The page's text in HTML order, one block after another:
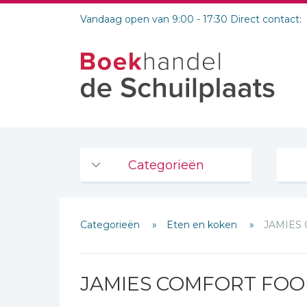
Vandaag open van 9:00 - 17:30 Direct contact:
Categorieën
De Bijbel
Bijbelse Dagboeken 2026
Bijbelstudie groepen
Categorieën Eten en koken JAMIES
JAMIES COMFORT